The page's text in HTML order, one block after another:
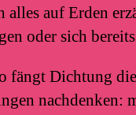
auf Erden
oder sich
fängt Dichtung
nachdenken: